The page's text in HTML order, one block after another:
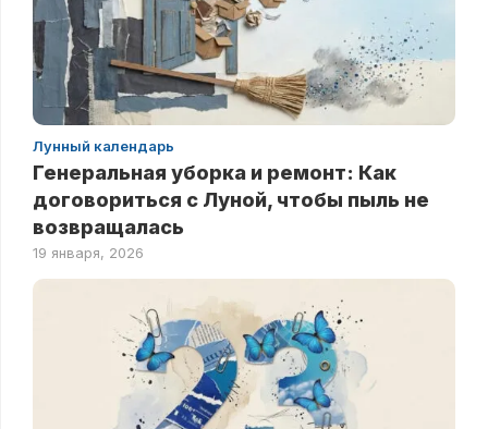
Лунный календарь
Генеральная уборка и ремонт: Как
договориться с Луной, чтобы пыль не
возвращалась
19 января, 2026